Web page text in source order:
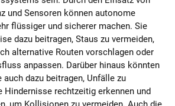
und Sensoren können autonome
flüssiger und sicherer machen. Sie
dazu beitragen, Staus zu vermeiden,
alternative Routen vorschlagen oder
anpassen. Darüber hinaus könnten
auch dazu beitragen, Unfälle zu
Hindernisse rechtzeitig erkennen und